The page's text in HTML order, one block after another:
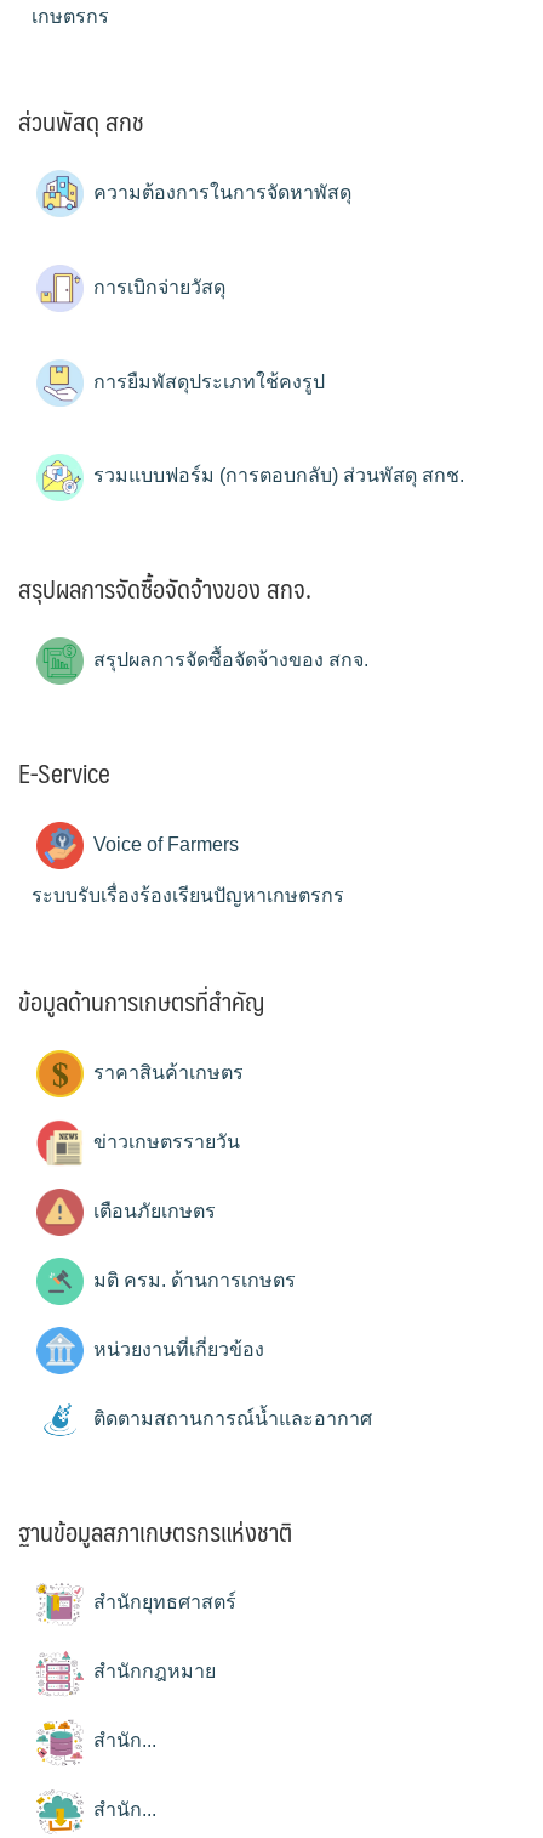
เกษตรกร
ส่วนพัสดุ สกช
ความต้องการในการจัดหาพัสดุ
การเบิกจ่ายวัสดุ
การยืมพัสดุประเภทใช้คงรูป
รวมแบบฟอร์ม (การตอบกลับ) ส่วนพัสดุ สกช.
สรุปผลการจัดซื้อจัดจ้างของ สกจ.
สรุปผลการจัดซื้อจัดจ้างของ สกจ.
E-Service
Voice of Farmers
ระบบรับเรื่องร้องเรียนปัญหาเกษตรกร
ข้อมูลด้านการเกษตรที่สำคัญ
ราคาสินค้าเกษตร
ข่าวเกษตรรายวัน
เตือนภัยเกษตร
มติ ครม. ด้านการเกษตร
หน่วยงานที่เกี่ยวข้อง
ติดตามสถานการณ์น้ำและอากาศ
ฐานข้อมูลสภาเกษตรกรแห่งชาติ
สำนักยุทธศาสตร์
สำนักกฎหมาย
สำนัก...
สำนัก...